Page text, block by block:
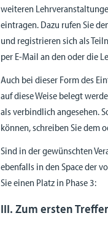
weiteren
eintragen. Dazu rufen Sie
und registrieren sich als
per E-Mail an den oder die
Auch bei dieser Form des
auf diese Weise belegt
als verbindlich angesehen.
können, schreiben Sie dem
Sind in der gewünschten
ebenfalls in den Space der
Sie einen Platz in Phase 3:
III. Zum ersten